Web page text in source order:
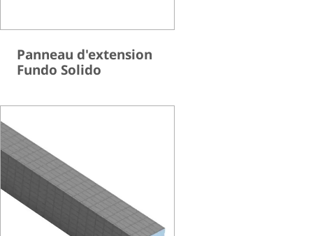
Panneau d'extension
Fundo Solido